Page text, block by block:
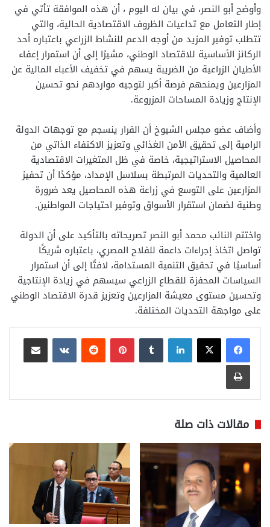
وأوضح أبو النصر، في بيان له اليوم ، أن هذه الموافقة تأتي في
إطار التعامل مع تداعيات الظروف الاقتصادية الحالية، والتي
تتطلب توفير المزيد من أوجه الدعم للنشاط الزراعي باعتباره أحد
الركائز الأساسية للاقتصاد الوطني، مشيرًا إلى أن استمرار إعفاء
الأطيان الزراعية من الضريبة يسهم في تخفيف الأعباء المالية عن
المزارعين ويمنحهم فرصة أكبر لتوجيه مواردهم نحو تحسين
الإنتاج وزيادة المساحات المزروعة.
وأضاف عضو مجلس الشيوخ أن القرار ينسجم مع توجهات الدولة
الرامية إلى تحقيق الأمن الغذائي وتعزيز الاكتفاء الذاتي من
المحاصيل الاستراتيجية، خاصة في ظل المتغيرات الاقتصادية
العالمية والتحديات المرتبطة بسلاسل الإمداد، مؤكدًا أن تحفيز
المزارعين على التوسع في زراعة هذه المحاصيل يعد ضرورة
وطنية لضمان استقرار الأسواق وتوفير احتياجات المواطنين.
واختتم النائب محمد أبو النصر تصريحاته بالتأكيد على أن الدولة
تواصل اتخاذ إجراءات داعمة للفلاح المصري، باعتباره شريكًا
أساسيًا في تحقيق التنمية المستدامة، لافتًا إلى أن استمرار
السياسات المحفزة للقطاع الزراعي سيسهم في زيادة الإنتاجية
وتحسين مستوى معيشة المزارعين وتعزيز قدرة الاقتصاد الوطني
على مواجهة التحديات المختلفة.
لينكدإن بينتيريست
مشاركة عبر البريد
طباعة
مقالات ذات صلة